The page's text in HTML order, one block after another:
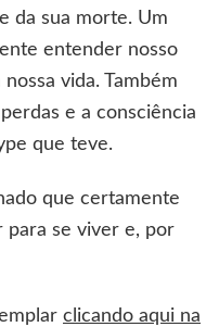
da sua morte. Um
entender nosso
vida. Também
e a consciência
que teve.
que certamente
para se viver e, por
clicando aqui na